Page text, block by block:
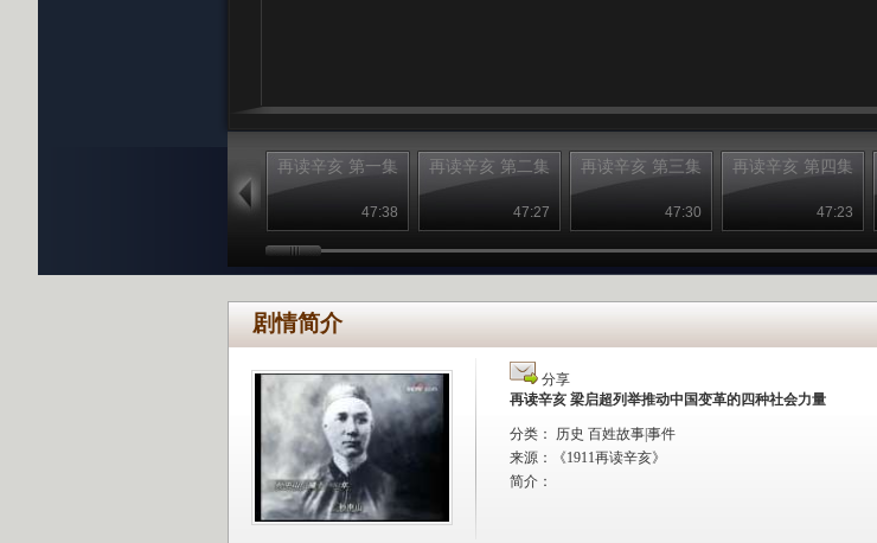
再读辛亥 第一集
47:38
再读辛亥 第二集
47:27
再读辛亥 第三集
47:30
再读辛亥 第四集
47:23
剧情简介
分享
再读辛亥 梁启超列举推动中国变革的四种社会力量
分类： 历史 百姓故事|事件
来源：
《1911再读辛亥》
简介：